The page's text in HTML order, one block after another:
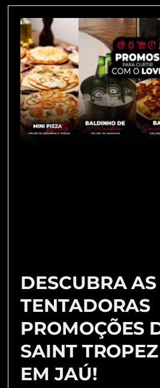
DESCUBRA AS
TENTADORAS
PROMOÇÕES
SAINT
EM JAÚ!